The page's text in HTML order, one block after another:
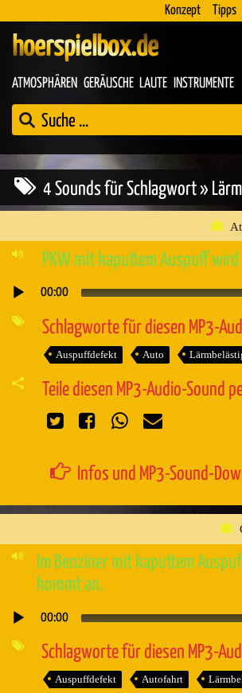
Konzept Tipps
hoerspielbox.de
ATMOSPHÄREN GERÄUSCHE LAUTE INSTRUMENTE
4 Sounds für Schlagwort »
PKW mit kaputtem Auspuff
Audio-
00:00
Schlagworte für diesen MP3-
Auspuffdefekt Auto
Teile diesen MP3-Audio-Sound
Infos und MP3-Sound-
Im Benziner mit kaputtem
kommt an.
Audio-
00:00
Schlagworte für diesen MP3-
Auspuffdefekt Autofahrt